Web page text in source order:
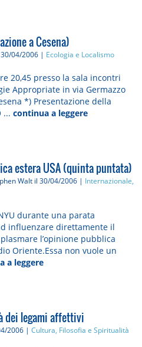
a Cesena)
04/2006 | Ecologia e Localismo
20,45 presso la sala incontri
Appropriate in via Germazzo
...continua a leggere
estera USA (quinta puntata)
Walt il 30/04/2006 | Internazionale,
durante una parata
influenzare direttamente il
l’opinione pubblica
Oriente.Essa non vuole un
a leggere
dei legami affettivi
2006 |Cultura, Filosofia e Spiritualità